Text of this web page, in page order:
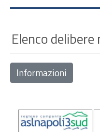
Elenco
Informazioni